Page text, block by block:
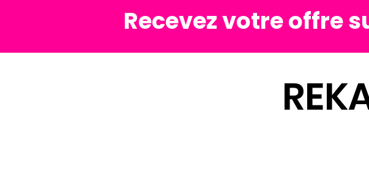
Recevez votre offre